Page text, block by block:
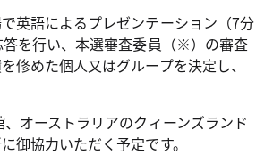
英語によるプレゼンテーション（7分
を行い、本選審査委員（※）の審査
修めた個人又はグループを決定し、
オーストラリアのクィーンズランド
御協力いただく予定です。